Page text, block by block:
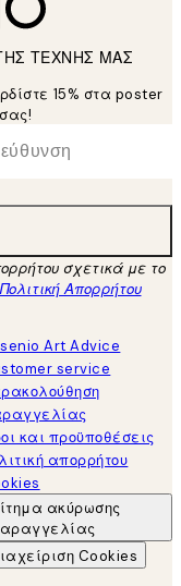
ΤΕΧΝΗΣ ΜΑΣ
15% στα poster
σχετικά με το
Πολιτική Απορρήτου
Art Advice
service
και προϋποθέσεις
απορρήτου
ακύρωσης
Cookies